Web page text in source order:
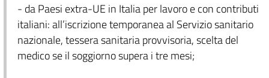
- da Paesi extra-UE in Italia per lavoro e con contributi
italiani: all’iscrizione temporanea al Servizio sanitario
nazionale, tessera sanitaria provvisoria, scelta del
medico se il soggiorno supera i tre mesi;